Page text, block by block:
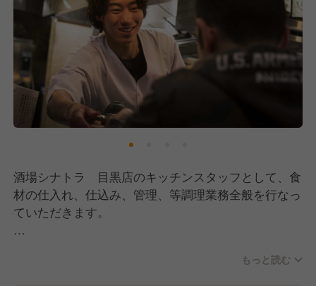
また、技術取得だけでなく、私たちが重視しているの
は”考え方”の教育。
自己中心的な動機ではなく、「公」つまり、お客様や
一緒に働く仲間を思いやる気持ちを大切にしていま
す。
マニュアルに縛られることなくスタッフそれぞれの良
さを伸ばす文化があり、やる気次第で様々なことに挑
そのため、働きながらスキルアップができ、和食の知
識や調理技術が学べます！
酒場シナトラ 目黒店のキッチンスタッフとして、食
材の仕入れ、仕込み、管理、等調理業務全般を行なっ
ていただきます。
もっと読む